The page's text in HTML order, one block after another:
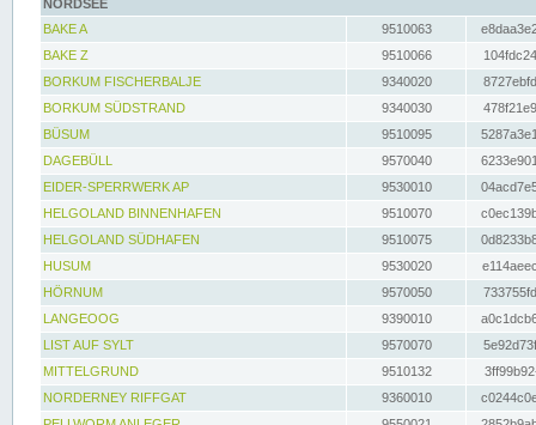
NORDSEE
BAKE A
9510063
BAKE Z
9510066
BORKUM FISCHERBALJE
9340020
BORKUM SÜDSTRAND
9340030
BÜSUM
9510095
DAGEBÜLL
9570040
EIDER-SPERRWERK AP
9530010
HELGOLAND BINNENHAFEN
9510070
HELGOLAND SÜDHAFEN
9510075
HUSUM
9530020
HÖRNUM
9570050
LANGEOOG
9390010
LIST AUF SYLT
9570070
MITTELGRUND
9510132
NORDERNEY RIFFGAT
9360010